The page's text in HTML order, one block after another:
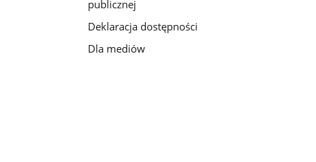
publicznej
Deklaracja dostępności
Dla mediów